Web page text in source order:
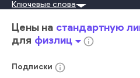
Природа На Открытом Воздухе
Муха Чайка
Животные В
Крыло Животного голубой
животное
скорость
Ключевые слова
Цены на стандартную
для физлицarrow_drop_downinfo_outline
Подписки info_outline